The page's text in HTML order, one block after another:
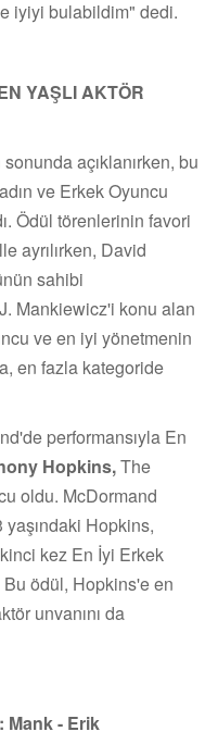
iyiyi bulabildim" dedi.
YAŞLI AKTÖR
açıklanırken, bu
ve Erkek Oyuncu
Ödül törenlerinin favori
ayrılırken, David
sahibi
Mankiewicz'i konu alan
ve en iyi yönetmenin
en fazla kategoride
performansıyla En
Hopkins,The
oldu. McDormand
yaşındaki Hopkins,
kez En İyi Erkek
Bu ödül, Hopkins'e en
unvanını da
Mank - Erik